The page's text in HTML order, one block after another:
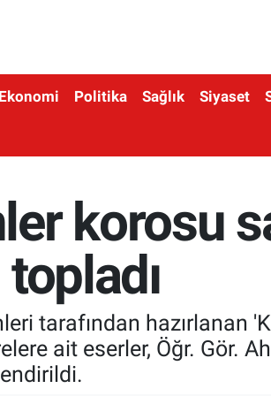
Ekonomi Politika Sağlık Siyaset
korosu
tarafından hazırlanan
ait eserler, Öğr. Gör.